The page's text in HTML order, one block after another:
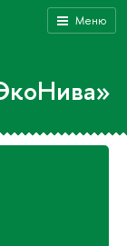
Меню